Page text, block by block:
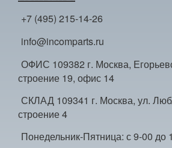
+7 (495) 215-14-26
info@incomparts.ru
ОФИС 109382 г. Москва,
строение 19, офис 14
СКЛАД 109341 г. Москва, ул.
строение 4
Понедельник-Пятница: с 9-00 до